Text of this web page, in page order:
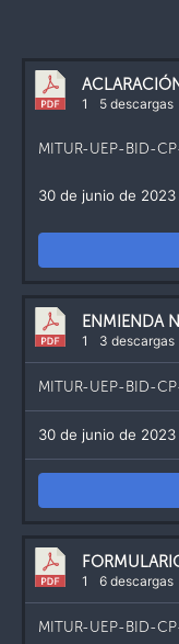
1 5 descargas
MITUR-UEP-BID-
30 de junio de 2023
ENMIENDA
1 3 descargas
MITUR-UEP-BID-
30 de junio de 2023
1 6 descargas
MITUR-UEP-BID-